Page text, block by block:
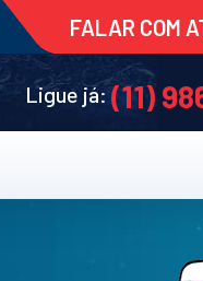
FALAR COM
Ligue já: (11)